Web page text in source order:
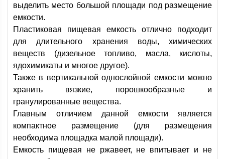
выделить место большой площади под размещение
емкости.
Пластиковая пищевая емкость отлично подходит
для длительного хранения воды, химических
веществ (дизельное топливо, масла, кислоты,
ядохимикаты и многое другое).
Также в вертикальной однослойной емкости можно
хранить вязкие, порошкообразные и
гранулированные вещества.
Главным отличием данной емкости является
компактное размещение (для размещения
необходима площадка малой площади).
Емкость пищевая не ржавеет, не впитывает и не